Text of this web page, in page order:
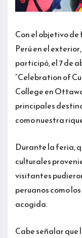
Con el objetivo
Perú en el
participó, el 7 de
“Celebration of
College en
principales
como nuestra
Durante la feria,
culturales
visitantes
peruanos como
acogida.
Cabe señalar